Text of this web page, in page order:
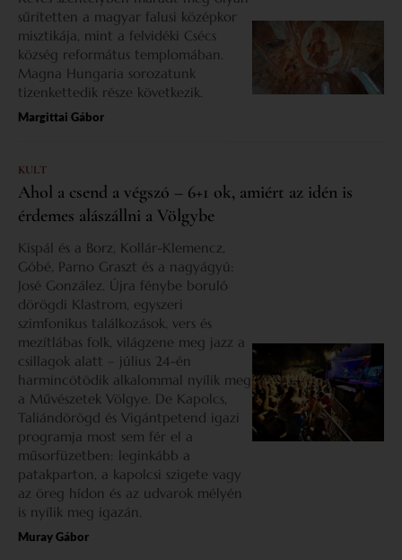
sűrítetten a magyar falusi középkor
misztikája, mint a felvidéki Csécs
község református templomában.
Magna Hungaria sorozatunk
tizenkettedik része következik.
Margittai Gábor
KULT
Ahol a csend a végszó – 6+1 ok, amiért az idén is
érdemes alászállni a Völgybe
Kispál és a Borz, Kollár-Klemencz,
Góbé, Parno Graszt és a nagyágyú:
José González. Újra fénybe boruló
dörögdi Klastrom, egyszeri
szimfonikus találkozások, vers és
mezítlábas folk, világzene meg jazz a
csillagok alatt – július 24-én
harmincötödik alkalommal nyílik meg
a Művészetek Völgye. De Kapolcs,
Taliándörögd és Vigántpetend igazi
programja most sem fér el a
műsorfüzetben: leginkább a
patakparton, a kapolcsi szigete vagy
az öreg hídon és az udvarok mélyén
is nyílik meg igazán.
Muray Gábor